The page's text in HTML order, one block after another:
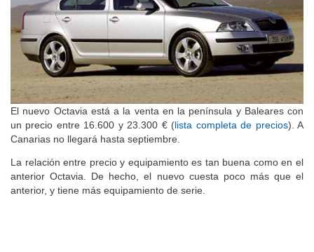
El nuevo Octavia está a la venta en la península y Baleares con
un precio entre 16.600 y 23.300 € (lista completa de precios). A
Canarias no llegará hasta septiembre.
La relación entre precio y equipamiento es tan buena como en el
anterior Octavia. De hecho, el nuevo cuesta poco más que el
anterior, y tiene más equipamiento de serie.